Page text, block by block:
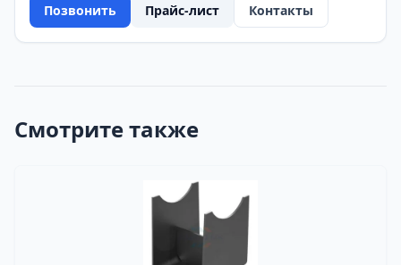
Позвонить
Прайс-лист Контакты
Смотрите также